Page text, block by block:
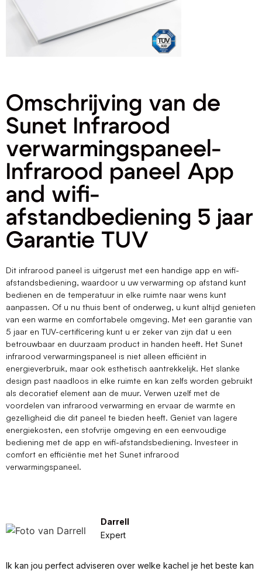
Omschrijving van de
Sunet Infrarood
verwarmingspaneel-
Infrarood paneel App
and wifi-
afstandbediening 5 jaar
Garantie TUV
Dit infrarood paneel is uitgerust met een handige app en wifi-
afstandsbediening, waardoor u uw verwarming op afstand kunt
bedienen en de temperatuur in elke ruimte naar wens kunt
aanpassen. Of u nu thuis bent of onderweg, u kunt altijd genieten
van een warme en comfortabele omgeving. Met een garantie van
5 jaar en TUV-certificering kunt u er zeker van zijn dat u een
betrouwbaar en duurzaam product in handen heeft. Het Sunet
infrarood verwarmingspaneel is niet alleen efficiënt in
energieverbruik, maar ook esthetisch aantrekkelijk. Het slanke
design past naadloos in elke ruimte en kan zelfs worden gebruikt
als decoratief element aan de muur. Verwen uzelf met de
voordelen van infrarood verwarming en ervaar de warmte en
gezelligheid die dit paneel te bieden heeft. Geniet van lagere
energiekosten, een stofvrije omgeving en een eenvoudige
bediening met de app en wifi-afstandsbediening. Investeer in
comfort en efficiëntie met het Sunet infrarood
verwarmingspaneel.
Darrell
Expert
Ik kan jou perfect adviseren over welke kachel je het beste kan